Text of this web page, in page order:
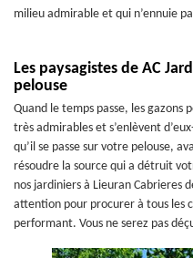
milieu admirable et qui n’ennuie
Les paysagistes de AC
pelouse
Quand le temps passe, les gazons
très admirables et s’enlèvent
qu’il se passe sur votre pelouse,
résoudre la source qui a détruit
nos jardiniers à Lieuran Cabrieres
attention pour procurer à tous les
performant. Vous ne serez pas